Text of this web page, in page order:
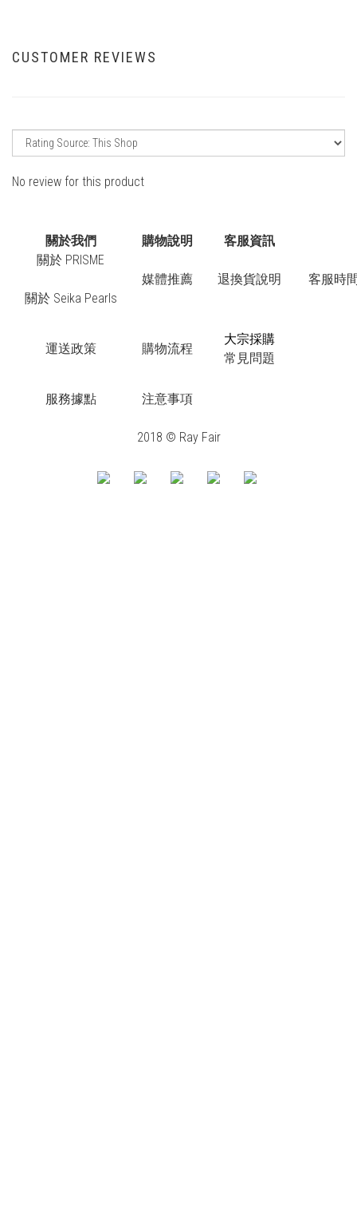
CUSTOMER REVIEWS
No review for this product
關於我們 購物說明
客服資訊
關於 PRISME
關於 Seika Pearls
媒體推薦 退換貨說明 客服時
運送政策 購物流程
大宗採購
常見問題
服務據點 注意事項
2018 © Ray Fair